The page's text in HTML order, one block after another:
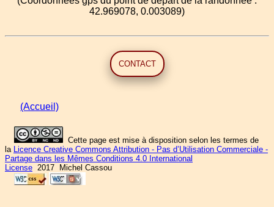
42.969078, 0.003089)
CONTACT
(Accueil)
Cette page est mise à disposition selon les termes de
la Licence Creative Commons Attribution - Pas d’Utilisation Commerciale -
Partage dans les Mêmes Conditions 4.0 International
License 2017 Michel Cassou